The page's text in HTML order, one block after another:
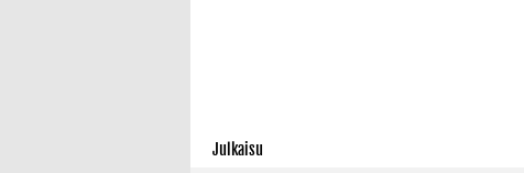
Julkaisu